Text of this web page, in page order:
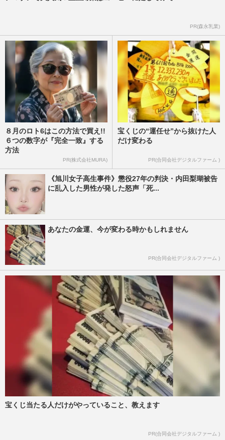
PR(森永乳業)
８月のロト6はこの方法で買え!!
６つの数字が『完全一致』する
方法
PR(株式会社MURA)
宝くじの“運任せ”から抜けた人
だけ変わる
PR(合同会社デジタルファーム )
《旭川女子高生事件》懲役27年の判決・内田梨瑚被告
に乱入した男性が発した怒声「死...
あなたの金運、今が変わる時かもしれません
PR(合同会社デジタルファーム )
宝くじ当たる人だけがやっていること、教えます
PR(合同会社デジタルファーム )